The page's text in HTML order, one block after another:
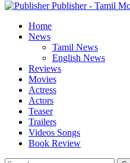
Publisher - Tamil
Home
News
Tamil News
English News
Reviews
Movies
Actress
Actors
Teaser
Trailers
Videos Songs
Book Review